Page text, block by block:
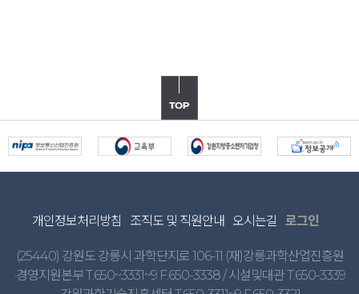
개인정보처리방침 조직도 및 직원안내 오시는길 로그인
(25440) 강원도 강릉시 과학단지로 106-11 (재)강릉과학산업진흥원
·경영지원본부 T.650~3331~9 F.650-3338 / 시설및대관 T.650-3339